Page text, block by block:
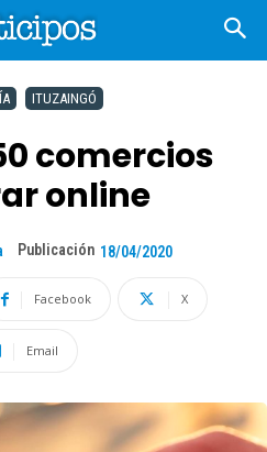
ITUZAINGÓ
comercios
online
Publicación 18/04/2020
Facebook X
Email